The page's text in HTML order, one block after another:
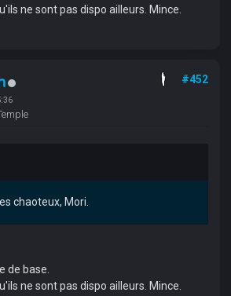
ne sont pas dispo ailleurs. Mince.
#452
chaoteux, Mori.
de base.
ne sont pas dispo ailleurs. Mince.